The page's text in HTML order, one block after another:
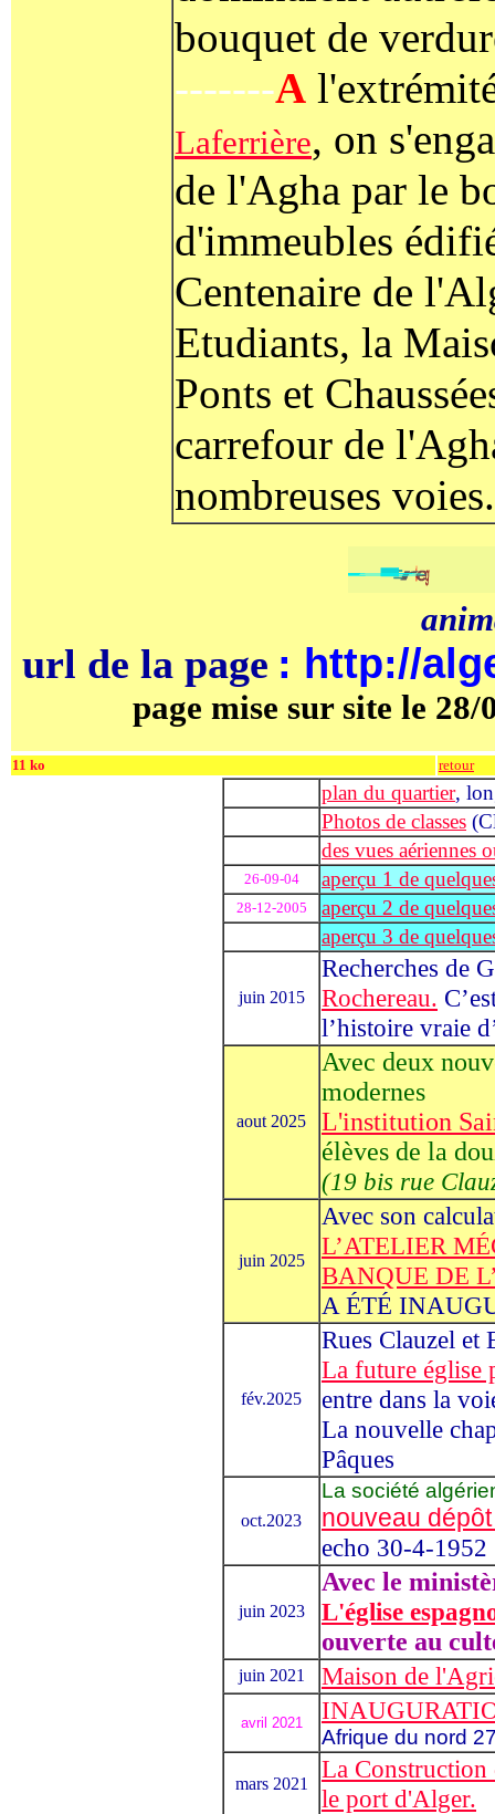
bouquet de
-------A
Laferrière, on
de l'Agha par le
d'immeubles
Centenaire de
Etudiants, la
Ponts et
carrefour de
nombreuses voies.
url de la page : http://
page mise sur site le
11 ko retour
plan du quartier,
Photos de classes
des vues aériennes
26-09-04 aperçu 1 de
28-12-2005
aperçu 2 de
aperçu 3 de
juin 2015
Recherches de
Rochereau.
l’histoire vraie
aout 2025
Avec deux
modernes
L'institution
élèves de la
(19 bis rue
juin 2025
Avec son
L’ATELIER
BANQUE DE
A ÉTÉ
fév.2025
Rues Clauzel et
La future église
entre dans la
La nouvelle
Pâques
oct.2023
La société
nouveau
echo 30-4-1952
juin 2023
Avec le
L'église
ouverte au
juin 2021 Maison de
avril 2021
Afrique du nord
mars 2021
La Construction
le port d'Alger.